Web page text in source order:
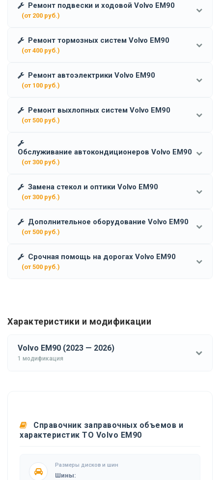
Ремонт подвески и ходовой Volvo EM90
(от 200 руб.)
Ремонт тормозных систем Volvo EM90
(от 400 руб.)
Ремонт автоэлектрики Volvo EM90
(от 100 руб.)
Ремонт выхлопных систем Volvo EM90
(от 500 руб.)
Обслуживание автокондиционеров Volvo EM90
(от 300 руб.)
Замена стекол и оптики Volvo EM90
(от 300 руб.)
Дополнительное оборудование Volvo EM90
(от 500 руб.)
Срочная помощь на дорогах Volvo EM90
(от 500 руб.)
Характеристики и модификации
Volvo EM90 (2023 — 2026)
1 модификация
Справочник заправочных объемов и
характеристик ТО Volvo EM90
Размеры дисков и шин
Шины: